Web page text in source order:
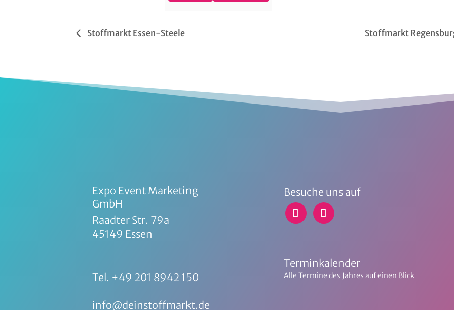
Weitere Informationen
Stoffmarkt Essen-Steele
Stoffmarkt
Expo Event Marketing
GmbH
Raadter Str. 79a
45149 Essen
Tel. +49 201 8942 150
info@deinstoffmarkt.de
Besuche uns auf
Terminkalender
Alle Termine des Jahres auf einen Blick